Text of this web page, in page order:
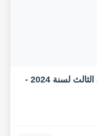
مجلة الألكسو الإعلامية الثلاثي الثالث لسنة 2024 -